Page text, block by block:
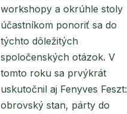
workshopy a okrúhle stoly
účastníkom ponoriť sa do
týchto dôležitých
spoločenských otázok. V
tomto roku sa prvýkrát
uskutočnil aj Fenyves Feszt:
obrovský stan, párty do